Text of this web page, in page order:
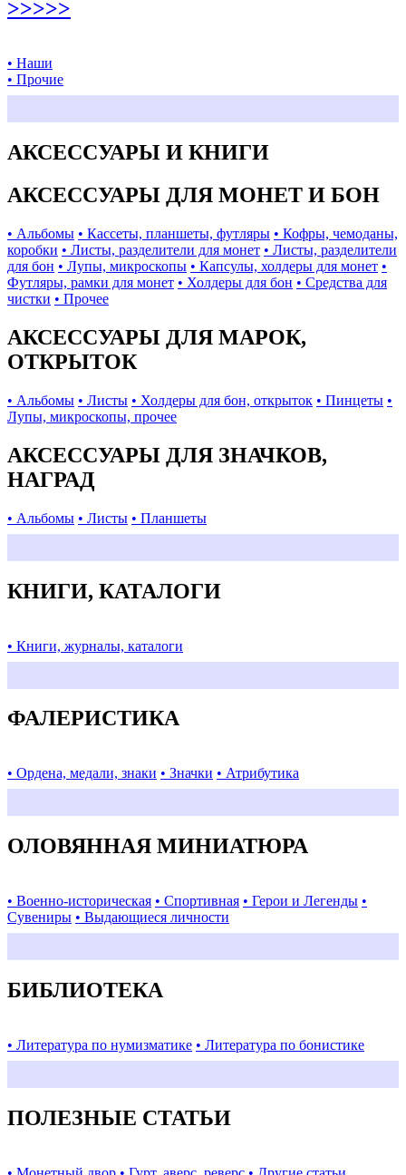
>>>>>
• Наши
• Прочие
АКСЕССУАРЫ И КНИГИ
АКСЕССУАРЫ ДЛЯ МОНЕТ И БОН
• Альбомы • Кассеты, планшеты, футляры • Кофры, чемоданы,
коробки • Листы, разделители для монет • Листы, разделители
для бон • Лупы, микроскопы • Капсулы, холдеры для монет •
Футляры, рамки для монет • Холдеры для бон • Средства для
чистки • Прочее
АКСЕССУАРЫ ДЛЯ МАРОК,
ОТКРЫТОК
• Альбомы • Листы • Холдеры для бон, открыток • Пинцеты •
Лупы, микроскопы, прочее
АКСЕССУАРЫ ДЛЯ ЗНАЧКОВ,
НАГРАД
• Альбомы • Листы • Планшеты
КНИГИ, КАТАЛОГИ
• Книги, журналы, каталоги
ФАЛЕРИСТИКА
• Ордена, медали, знаки • Значки • Атрибутика
ОЛОВЯННАЯ МИНИАТЮРА
• Военно-историческая • Спортивная • Герои и Легенды •
Сувениры • Выдающиеся личности
БИБЛИОТЕКА
• Литература по нумизматике • Литература по бонистике
ПОЛЕЗНЫЕ СТАТЬИ